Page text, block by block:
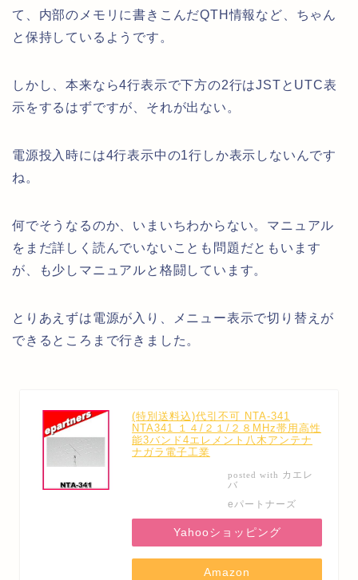
て、内部のメモリに書きこんだQTH情報など、ちゃん
と保持しているようです。
しかし、本来なら4行表示で下方の2行はJSTとUTC表
示をするはずですが、それが出ない。
電源投入時には4行表示中の1行しか表示しないんです
ね。
何でそうなるのか、いまいちわからない。マニュアル
をまだ詳しく読んでいないことも問題だともいます
が、も少しマニュアルと格闘しています。
とりあえずは電源が入り、メニュー表示で切り替えが
できるところまで行きました。
(特別送料込)代引不可 NTA-341
NTA341 １４/２１/２８MHz帯用高性
能3バンド4エレメント八木アンテナ
ナガラ電子工業
posted with カエレ
バ
eパートナーズ
Yahooショッピング
Amazon